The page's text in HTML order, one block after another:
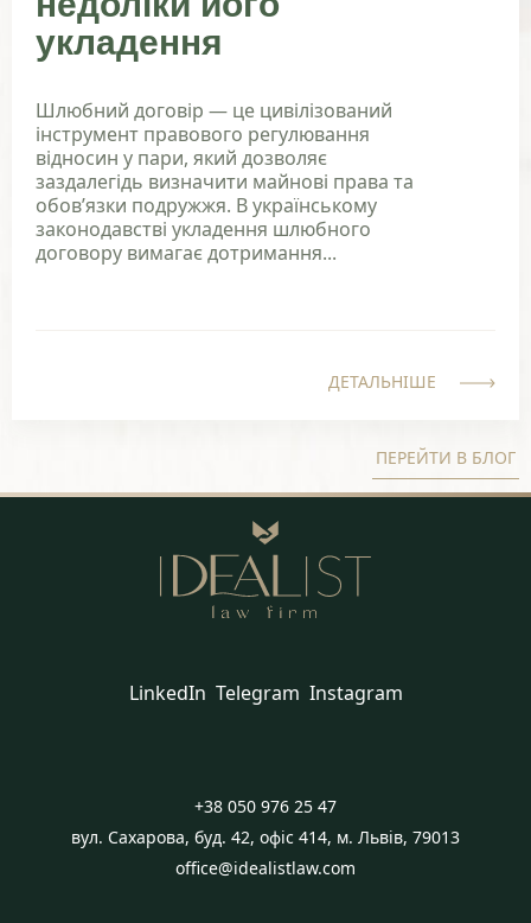
укладення
Шлюбний договір — це цивілізований
інструмент правового регулювання
відносин у пари, який дозволяє
заздалегідь визначити майнові права та
обов’язки подружжя. В українському
законодавстві укладення шлюбного
договору вимагає дотримання...
ДЕТАЛЬНІШЕ
ПЕРЕЙТИ В БЛОГ
LinkedIn Telegram Instagram
+38 050 976 25 47
вул. Сахарова, буд. 42, офіс 414, м. Львів, 79013
office@idealistlaw.com